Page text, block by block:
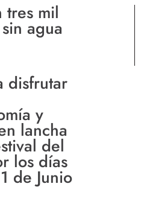
tres mil
agua
disfrutar
y
lancha
del
los días
de Junio